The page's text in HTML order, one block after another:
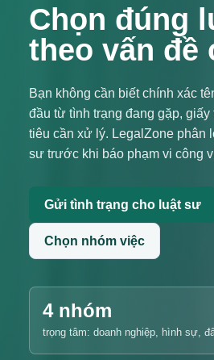
Chọn đúng
theo vấn đề
Bạn không cần biết chính xác
đầu từ tình trạng đang gặp,
tiêu cần xử lý. LegalZone phân
sư trước khi báo phạm vi công
Gửi tình trạng cho luật sư
Chọn nhóm việc
4 nhóm
trọng tâm: doanh nghiệp, hình sự,